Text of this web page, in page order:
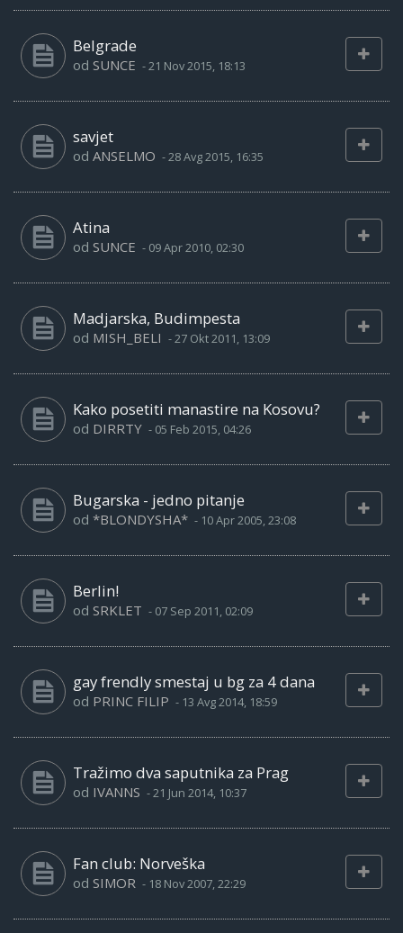
Belgrade
od SUNCE -21 Nov 2015, 18:13
savjet
od ANSELMO -28 Avg 2015, 16:35
Atina
od SUNCE - 09 Apr 2010, 02:30
Madjarska, Budimpesta
od MISH_BELI -27 Okt 2011, 13:09
Kako posetiti manastire na Kosovu?
od DIRRTY - 05 Feb 2015, 04:26
Bugarska - jedno pitanje
od *BLONDYSHA* - 10 Apr 2005, 23:08
Berlin!
od SRKLET - 07 Sep 2011, 02:09
gay frendly smestaj u bg za 4 dana
od PRINC FILIP - 13 Avg 2014, 18:59
Tražimo dva saputnika za Prag
od IVANNS -21 Jun 2014, 10:37
Fan club: Norveška
od SIMOR - 18 Nov 2007, 22:29